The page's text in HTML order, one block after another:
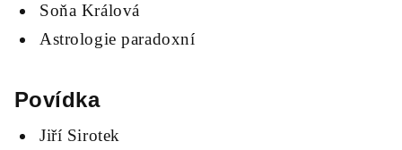
Soňa Králová
Astrologie paradoxní
Povídka
Jiří Sirotek